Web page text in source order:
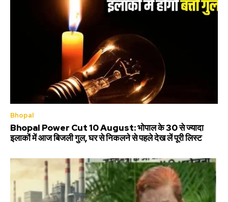
Bhopal
Bhopal Power Cut 10 August: भोपाल के 30 से ज्यादा
इलाकों में आज बिजली गुल, घर से निकलने से पहले देख लें पूरी लिस्ट